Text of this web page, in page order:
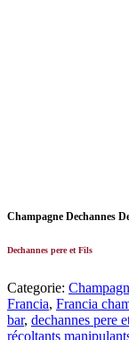
Champagne Dechannes
Dechannes pere et Fils
Categorie:
Francia, Francia
bar, dechannes pere
récoltants